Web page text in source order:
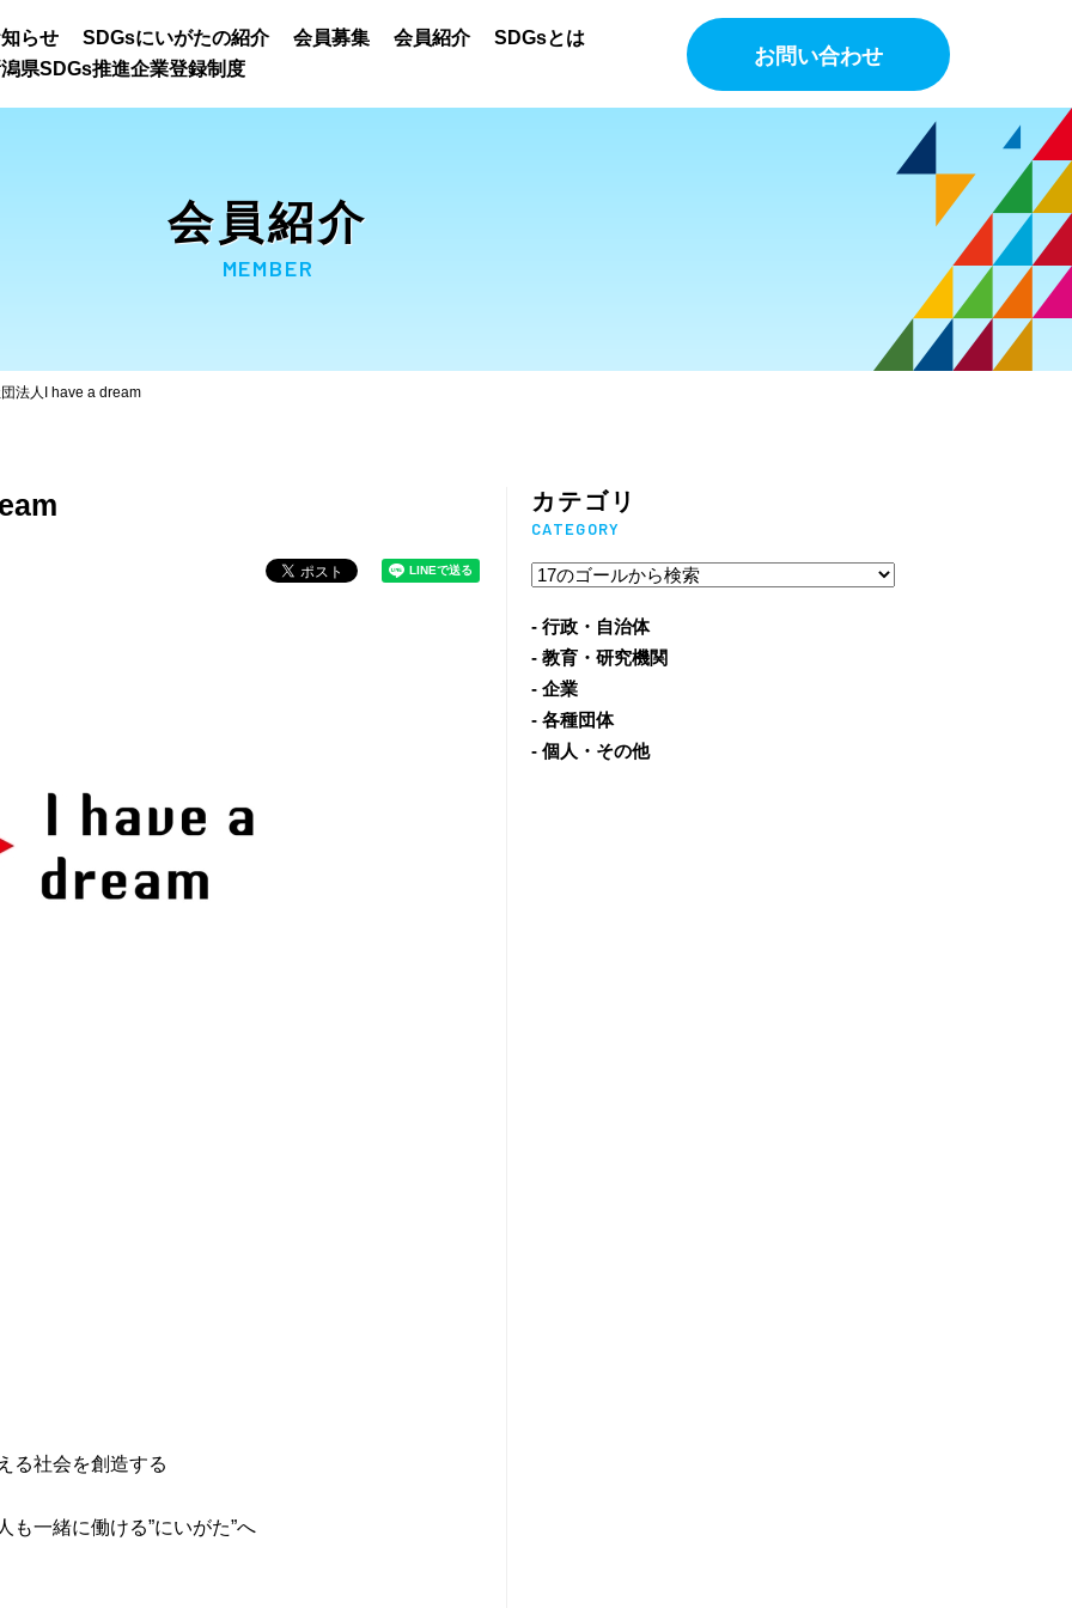
らせ SDGsにいがたの紹介 会員募集 会員紹介
SDGsとは
県SDGs推進企業登録制度
お問い合わせ
会員紹介
MEMBER
法人I have a dream
る社会を創造する
一緒に働ける”にいがた”へ
カテゴリ
CATEGORY
- 行政・自治体
- 教育・研究機関
- 企業
- 各種団体
- 個人・その他